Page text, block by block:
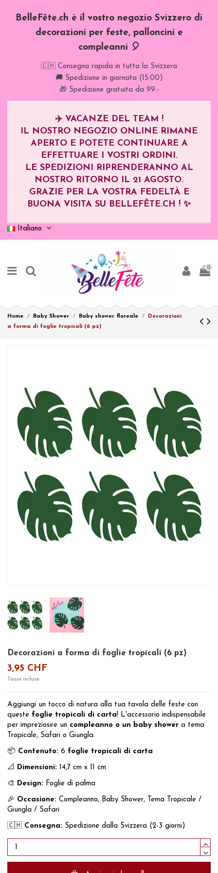
BelleFête.ch è il vostro negozio Svizzero di
decorazioni per feste, palloncini e
compleanni 🎈
🇨🇭 Consegna rapida in tutta la Svizzera
🚚 Spedizione in giornata (15:00)
🎁 Spedizione gratuita da 99.-
✈️ VACANZE DEL TEAM !
IL NOSTRO NEGOZIO ONLINE RIMANE
APERTO E POTETE CONTINUARE A
EFFETTUARE I VOSTRI ORDINI.
LE SPEDIZIONI RIPRENDERANNO AL
NOSTRO RITORNO IL 21 AGOSTO.
GRAZIE PER LA VOSTRA FEDELTÀ E
BUONA VISITA SU BELLEFÊTE.CH ! ✨
Italiano
0
Home Baby Shower Baby shower floreale
Decorazioni
a forma di foglie tropicali (6 pz)
Decorazioni a forma di foglie tropicali (6 pz)
3,95 CHF
Tasse incluse
Aggiungi un tocco di natura alla tua tavola delle feste con
queste foglie tropicali di carta! L'accessorio indispensabile
per impreziosire un compleanno o un baby shower a tema
Tropicale, Safari o Giungla.
📦 Contenuto: 6 foglie tropicali di carta
📐 Dimensioni: 14,7 cm x 11 cm
🎨 Design: Foglie di palma
🎉 Occasione: Compleanno, Baby Shower, Tema Tropicale /
Giungla / Safari
🇨🇭 Consegna: Spedizione dalla Svizzera (2-3 giorni)